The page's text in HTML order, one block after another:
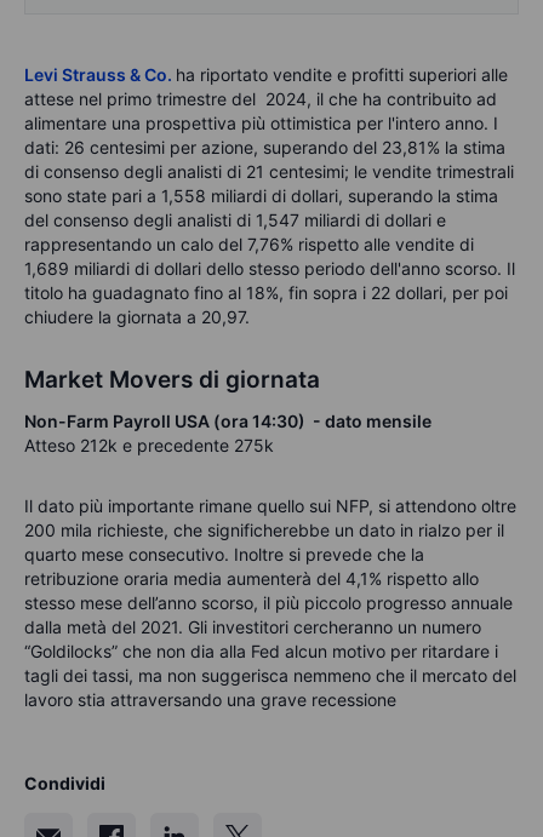
Levi Strauss & Co. ha riportato vendite e profitti superiori alle
attese nel primo trimestre del 2024, il che ha contribuito ad
alimentare una prospettiva più ottimistica per l'intero anno. I
dati: 26 centesimi per azione, superando del 23,81% la stima
di consenso degli analisti di 21 centesimi; le vendite trimestrali
sono state pari a 1,558 miliardi di dollari, superando la stima
del consenso degli analisti di 1,547 miliardi di dollari e
rappresentando un calo del 7,76% rispetto alle vendite di
1,689 miliardi di dollari dello stesso periodo dell'anno scorso. Il
titolo ha guadagnato fino al 18%, fin sopra i 22 dollari, per poi
chiudere la giornata a 20,97.
Market Movers di giornata
Non-Farm Payroll USA (ora 14:30) - dato mensile
Atteso 212k e precedente 275k
Il dato più importante rimane quello sui NFP, si attendono oltre
200 mila richieste, che significherebbe un dato in rialzo per il
quarto mese consecutivo. Inoltre si prevede che la
retribuzione oraria media aumenterà del 4,1% rispetto allo
stesso mese dell’anno scorso, il più piccolo progresso annuale
dalla metà del 2021. Gli investitori cercheranno un numero
“Goldilocks” che non dia alla Fed alcun motivo per ritardare i
tagli dei tassi, ma non suggerisca nemmeno che il mercato del
lavoro stia attraversando una grave recessione
Condividi